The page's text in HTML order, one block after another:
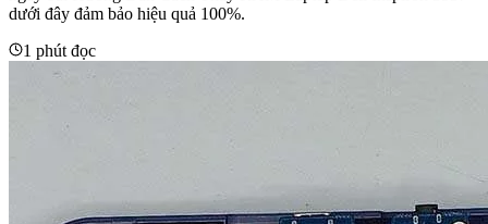
dưới đây đảm bảo hiệu quả 100%.
1 phút đọc